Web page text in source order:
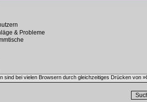
sind bei vielen Browsern durch gleichzeitiges Drücken von